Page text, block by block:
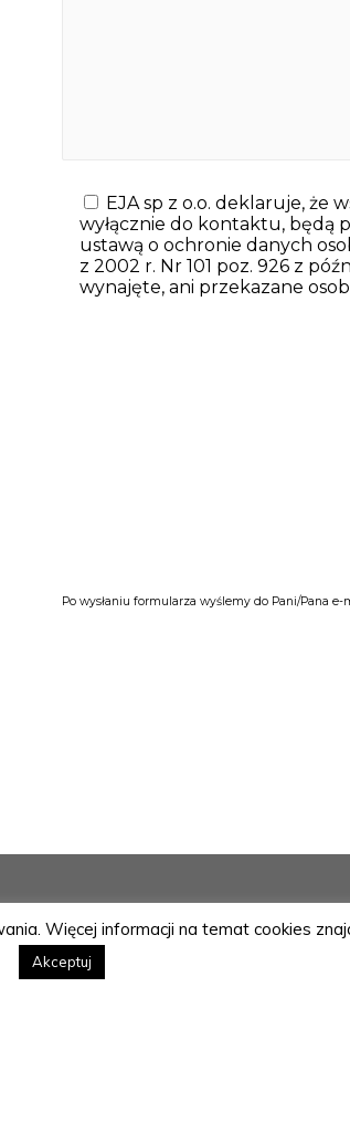
EJA sp z o.o. deklaruje, że
wyłącznie do kontaktu, będą
ustawą o ochronie danych
z 2002 r. Nr 101 poz. 926 z
wynajęte, ani przekazane
Po wysłaniu formularza wyślemy do Pani/Pana
Więcej informacji na temat cookies
Akceptuj